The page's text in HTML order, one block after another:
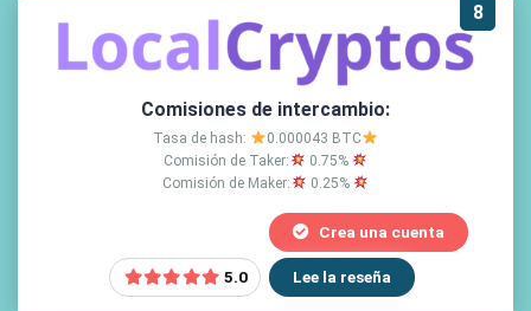
8
Comisiones de intercambio:
Tasa de hash:
0.000043 BTC
Comisión de Taker:
0.75%
Comisión de Maker:
0.25%
5.0
Crea una cuenta
Lee la reseña